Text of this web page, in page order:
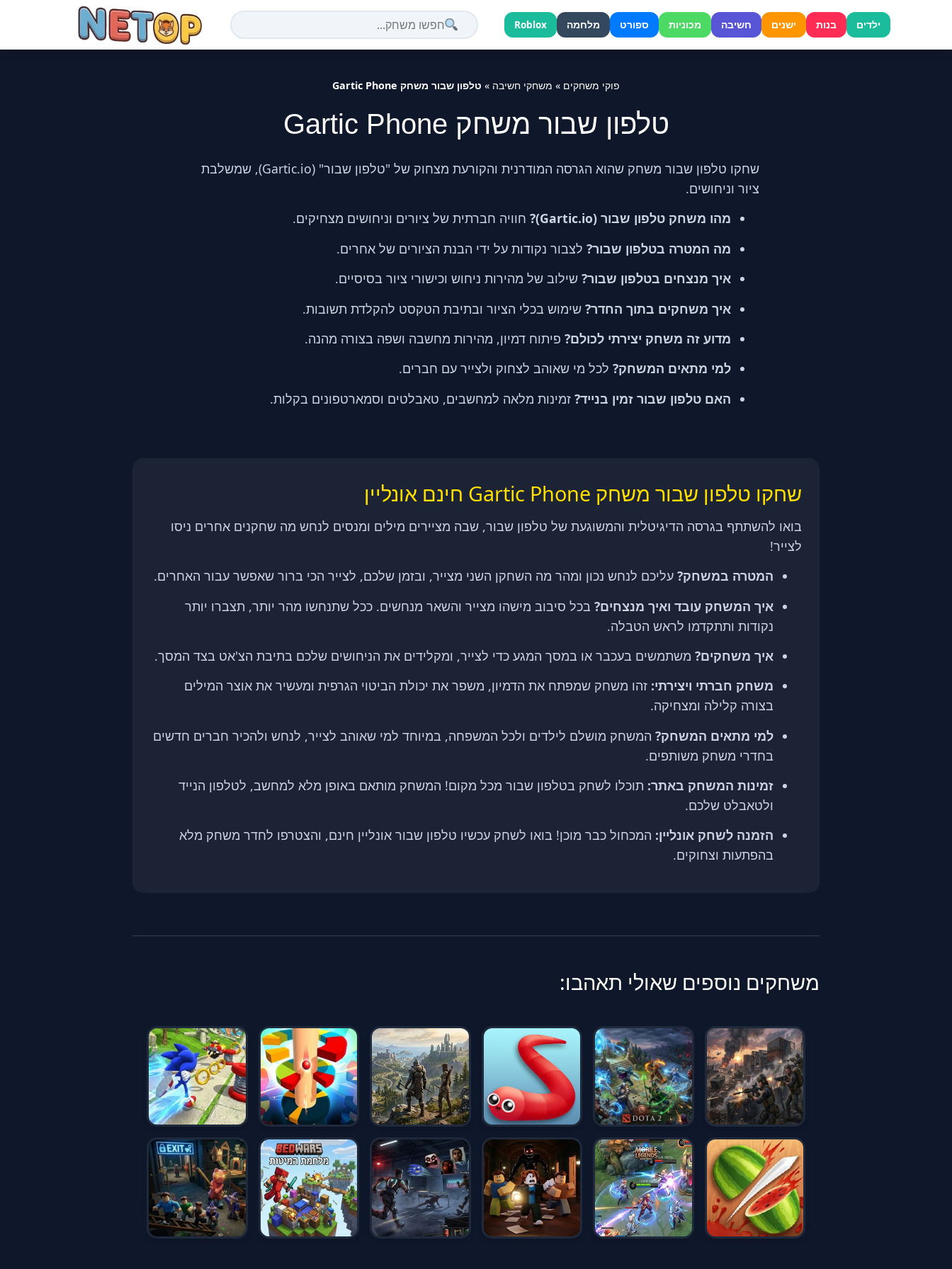
ילדים בנות ישנים חשיבה מכוניות ספורט מלחמה Roblox
פוקי משחקים » משחקי חשיבה » טלפון שבור משחק Gartic Phone
טלפון שבור משחק Gartic Phone
שחקו טלפון שבור משחק שהוא הגרסה המודרנית והקורעת מצחוק של "טלפון שבור" (Gartic.io), שמשלבת
ציור וניחושים.
מהו משחק טלפון שבור (Gartic.io)?
חוויה חברתית של ציורים וניחושים מצחיקים.
מה המטרה בטלפון שבור? לצבור נקודות על ידי הבנת הציורים של אחרים.
איך מנצחים בטלפון שבור? שילוב של מהירות ניחוש וכישורי ציור בסיסיים.
איך משחקים בתוך החדר? שימוש בכלי הציור ובתיבת הטקסט להקלדת תשובות.
מדוע זה משחק יצירתי לכולם? פיתוח דמיון, מהירות מחשבה ושפה בצורה מהנה.
למי מתאים המשחק? לכל מי שאוהב לצחוק ולצייר עם חברים.
האם טלפון שבור זמין בנייד? זמינות מלאה למחשבים, טאבלטים וסמארטפונים בקלות.
שחקו טלפון שבור משחק Gartic Phone חינם אונליין
בואו להשתתף בגרסה הדיגיטלית והמשוגעת של טלפון שבור, שבה מציירים מילים ומנסים לנחש מה שחקנים אחרים ניסו
לצייר!
המטרה במשחק? עליכם לנחש נכון ומהר מה השחקן השני מצייר, ובזמן שלכם, לצייר הכי ברור שאפשר עבור האחרים.
איך המשחק עובד ואיך מנצחים? בכל סיבוב מישהו מצייר והשאר מנחשים. ככל שתנחשו מהר יותר, תצברו יותר
נקודות ותתקדמו לראש הטבלה.
איך משחקים? משתמשים בעכבר או במסך המגע כדי לצייר, ומקלידים את הניחושים שלכם בתיבת הצ'אט בצד המסך.
משחק חברתי ויצירתי: זהו משחק שמפתח את הדמיון, משפר את יכולת הביטוי הגרפית ומעשיר את אוצר המילים
בצורה קלילה ומצחיקה.
למי מתאים המשחק? המשחק מושלם לילדים ולכל המשפחה, במיוחד למי שאוהב לצייר, לנחש ולהכיר חברים חדשים
בחדרי משחק משותפים.
זמינות המשחק באתר: תוכלו לשחק בטלפון שבור מכל מקום! המשחק מותאם באופן מלא למחשב, לטלפון הנייד
ולטאבלט שלכם.
הזמנה לשחק אונליין: המכחול כבר מוכן! בואו לשחק עכשיו טלפון שבור אונליין חינם, והצטרפו לחדר משחק מלא
בהפתעות וצחוקים.
משחקים נוספים שאולי תאהבו: